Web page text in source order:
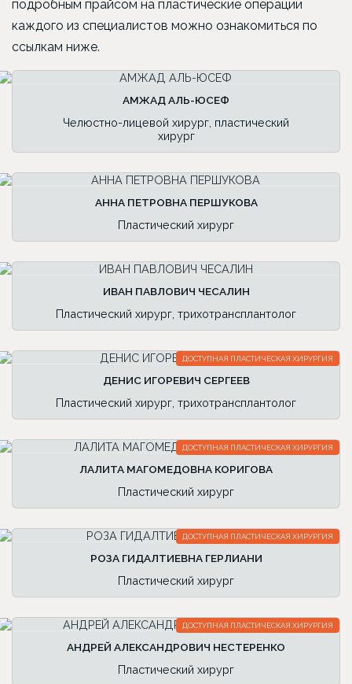
подробным прайсом на пластические операции
каждого из специалистов можно ознакомиться по
ссылкам ниже.
АМЖАД АЛЬ-ЮСЕФ
Челюстно-лицевой хирург, пластический
хирург
АННА ПЕТРОВНА ПЕРШУКОВА
Пластический хирург
ИВАН ПАВЛОВИЧ ЧЕСАЛИН
Пластический хирург, трихотрансплантолог
ДОСТУПНАЯ ПЛАСТИЧЕСКАЯ ХИРУРГИЯ
ДЕНИС ИГОРЕВИЧ СЕРГЕЕВ
Пластический хирург, трихотрансплантолог
ДОСТУПНАЯ ПЛАСТИЧЕСКАЯ ХИРУРГИЯ
ЛАЛИТА МАГОМЕДОВНА КОРИГОВА
Пластический хирург
ДОСТУПНАЯ ПЛАСТИЧЕСКАЯ ХИРУРГИЯ
РОЗА ГИДАЛТИЕВНА ГЕРЛИАНИ
Пластический хирург
ДОСТУПНАЯ ПЛАСТИЧЕСКАЯ ХИРУРГИЯ
АНДРЕЙ АЛЕКСАНДРОВИЧ НЕСТЕРЕНКО
Пластический хирург